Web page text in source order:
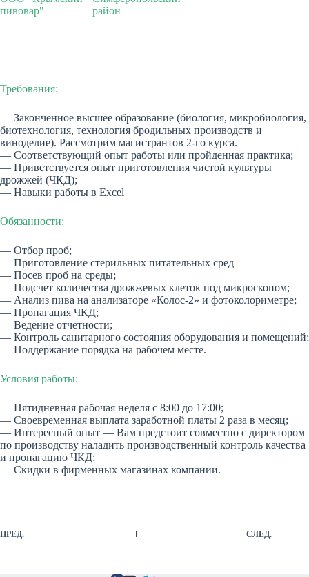
пивовар"
район
Требования:
— Законченное высшее образование (биология, микробиология,
биотехнология, технология бродильных производств и
виноделие). Рассмотрим магистрантов 2-го курса.
— Соответствующий опыт работы или пройденная практика;
— Приветствуется опыт приготовления чистой культуры
дрожжей (ЧКД);
— Навыки работы в Excel
Обязанности:
— Отбор проб;
— Приготовление стерильных питательных сред
— Посев проб на среды;
— Подсчет количества дрожжевых клеток под микроскопом;
— Анализ пива на анализаторе «Колос-2» и фотоколориметре;
— Пропагация ЧКД;
— Ведение отчетности;
— Контроль санитарного состояния оборудования и помещений;
— Поддержание порядка на рабочем месте.
Условия работы:
— Пятидневная рабочая неделя с 8:00 до 17:00;
— Своевременная выплата заработной платы 2 раза в месяц;
— Интересный опыт — Вам предстоит совместно с директором
по производству наладить производственный контроль качества
и пропагацию ЧКД;
— Скидки в фирменных магазинах компании.
ПРЕД. СЛЕД.